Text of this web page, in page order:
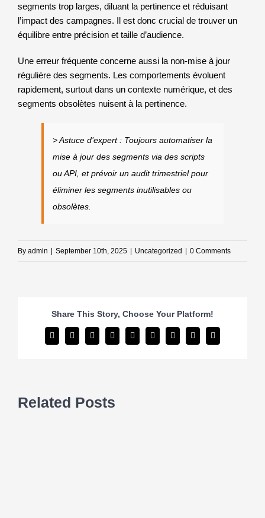
segments trop larges, diluant la pertinence et réduisant
l’impact des campagnes. Il est donc crucial de trouver un
équilibre entre précision et taille d’audience.
Une erreur fréquente concerne aussi la non-mise à jour
régulière des segments. Les comportements évoluent
rapidement, surtout dans un contexte numérique, et des
segments obsolètes nuisent à la pertinence.
> Astuce d’expert : Toujours automatiser la
mise à jour des segments via des scripts
ou API, et prévoir un audit trimestriel pour
éliminer les segments inutilisables ou
obsolètes.
By admin | September 10th, 2025 | Uncategorized | 0 Comments
Share This Story, Choose Your Platform!
FacebookTwitterRedditLinkedInWhatsAppTumblrPinterest
Vk Email
Related Posts